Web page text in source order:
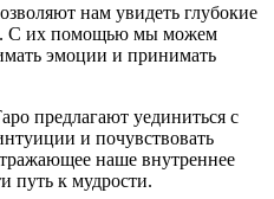
нам увидеть глубокие
С их помощью мы можем
эмоции и принимать
предлагают уединиться с
и почувствовать
наше внутреннее
путь к мудрости.